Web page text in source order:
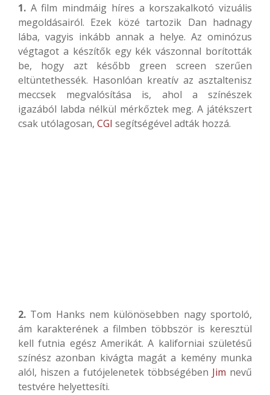
1. A film mindmáig híres a korszakalkotó vizuális
megoldásairól. Ezek közé tartozik Dan hadnagy
lába, vagyis inkább annak a helye. Az ominózus
végtagot a készítők egy kék vászonnal borították
be, hogy azt később green screen szerűen
eltüntethessék. Hasonlóan kreatív az asztaltenisz
meccsek megvalósítása is, ahol a színészek
igazából labda nélkül mérkőztek meg. A játékszert
csak utólagosan, CGI segítségével adták hozzá.
2. Tom Hanks nem különösebben nagy sportoló,
ám karakterének a filmben többször is keresztül
kell futnia egész Amerikát. A kaliforniai születésű
színész azonban kivágta magát a kemény munka
alól, hiszen a futójelenetek többségében Jim nevű
testvére helyettesíti.